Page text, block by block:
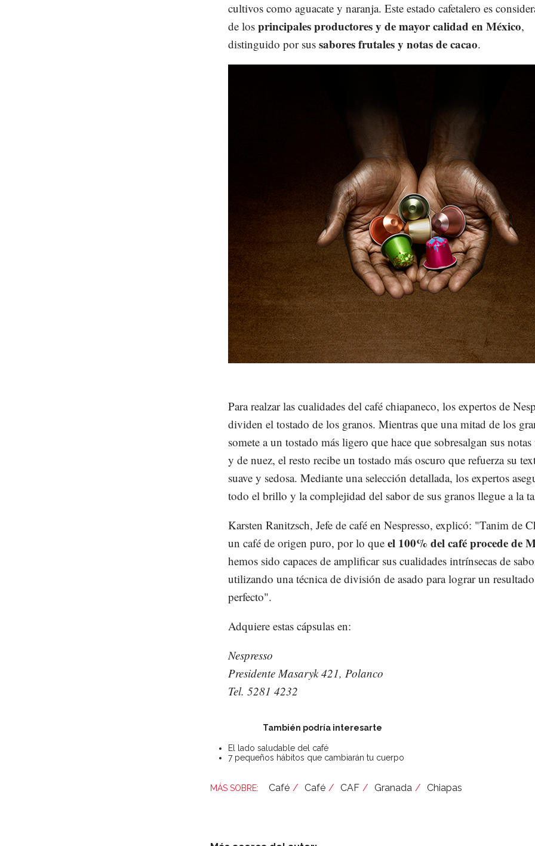
cultivos como aguacate y naranja. Este estado cafetalero es
de los principales productores y de mayor calidad en México,
distinguido por sus sabores frutales y notas de cacao.
Para realzar las cualidades del café chiapaneco, los expertos de
dividen el tostado de los granos. Mientras que una mitad de los
somete a un tostado más ligero que hace que sobresalgan sus
y de nuez, el resto recibe un tostado más oscuro que refuerza su
suave y sedosa. Mediante una selección detallada, los expertos
todo el brillo y la complejidad del sabor de sus granos llegue a la
Karsten Ranitzsch, Jefe de café en Nespresso, explicó: "Tanim de
un café de origen puro, por lo que el 100% del café procede de
hemos sido capaces de amplificar sus cualidades intrínsecas de
utilizando una técnica de división de asado para lograr un resultado
perfecto".
Adquiere estas cápsulas en:
Nespresso
Presidente Masaryk 421, Polanco
Tel. 5281 4232
También podría interesarte
El lado saludable del café
7 pequeños hábitos que cambiarán tu cuerpo
Café Café CAF Granada Chiapas